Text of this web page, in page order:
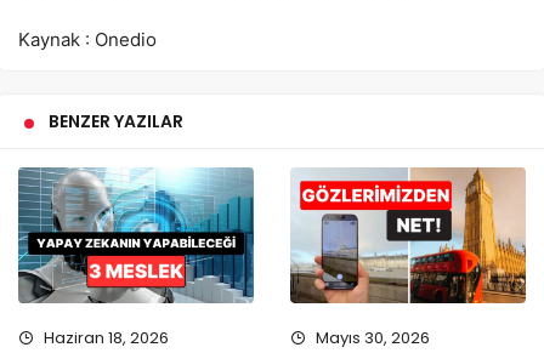
Kaynak : Onedio
BENZER YAZILAR
Haziran 18, 2026 Mayıs 30, 2026